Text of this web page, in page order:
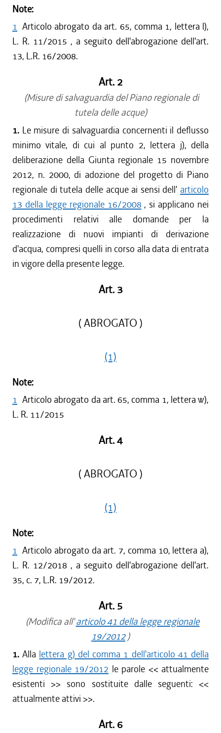
Note:
1 Articolo abrogato da art. 65, comma 1, lettera l),
L. R. 11/2015 , a seguito dell'abrogazione dell'art.
13, L.R. 16/2008.
Art. 2
(Misure di salvaguardia del Piano regionale di
tutela delle acque)
1. Le misure di salvaguardia concernenti il deflusso
minimo vitale, di cui al punto 2, lettera j), della
deliberazione della Giunta regionale 15 novembre
2012, n. 2000, di adozione del progetto di Piano
regionale di tutela delle acque ai sensi dell' articolo
13 della legge regionale 16/2008 , si applicano nei
procedimenti relativi alle domande per la
realizzazione di nuovi impianti di derivazione
d'acqua, compresi quelli in corso alla data di entrata
in vigore della presente legge.
Art. 3
( ABROGATO )
(1)
Note:
1 Articolo abrogato da art. 65, comma 1, lettera w),
L. R. 11/2015
Art. 4
( ABROGATO )
(1)
Note:
1 Articolo abrogato da art. 7, comma 10, lettera a),
L. R. 12/2018 , a seguito dell'abrogazione dell'art.
35, c. 7, L.R. 19/2012.
Art. 5
(Modifica all'articolo 41 della legge regionale
19/2012)
1.Alla lettera g) del comma 1 dell'articolo 41 della
legge regionale 19/2012 le parole << attualmente
esistenti >> sono sostituite dalle seguenti: <<
attualmente attivi >>.
Art. 6